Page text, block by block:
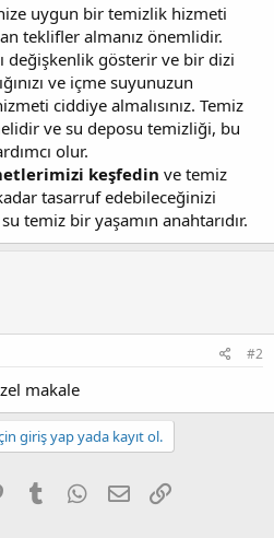
uygun bir temizlik hizmeti
teklifler almanız önemlidir.
değişkenlik gösterir ve bir dizi
ve içme suyunuzun
ciddiye almalısınız. Temiz
ve su deposu temizliği, bu
olur.
keşfedin ve temiz
tasarruf edebileceğinizi
temiz bir yaşamın anahtarıdır.
#2
makale
giriş yap yada kayıt ol.
PinterestTumblr WhatsApp
E-posta